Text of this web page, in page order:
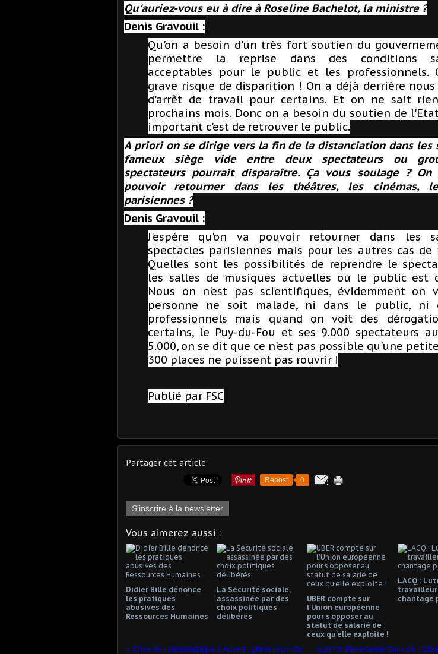
Qu'auriez-vous eu à dire à Roseline Bachelot, la ministre ?
Denis Gravouil :
Qu'on a besoin d'un très fort soutien du
permettre la reprise dans des conditions
acceptables pour le public et les professionnels.
grave risque de disparition ! On a déjà derrière
d'arrêt de travail pour certains. Et on ne sait
prochains mois. Donc on a besoin du soutien de
important c'est de retrouver le public.
A priori on se dirige vers la fin de la distanciation dans les
fameux siège vide entre deux spectateurs ou
spectateurs pourrait disparaître. Ça vous soulage ?
pouvoir retourner dans les théâtres, les cinémas,
parisiennes ?
Denis Gravouil :
J'espère qu'on va pouvoir retourner dans les
spectacles parisiennes mais pour les autres cas de
Quelles sont les possibilités de reprendre le
les salles de musiques actuelles où le public est
Nous on n'est pas scientifiques, évidemment on
personne ne soit malade, ni dans le public, ni
professionnels mais quand on voit des
certains, le Puy-du-Fou et ses 9.000 spectateurs
5.000, on se dit que ce n'est pas possible qu'une
300 places ne puissent pas rouvrir !
Publié par FSC
Partager cet article
Repost 0
S'inscrire à la newsletter
Vous aimerez aussi :
Didier Bille dénonce
les pratiques
abusives des
Ressources Humaines
La Sécurité sociale,
assassinée par des
choix politiques
délibérés
UBER compte sur
l'Union européenne
pour s'opposer au
statut de salarié de
ceux qu'elle exploite !
LACQ :
chantage
Crise de l'aéronautique à Albert : grève reconductible à la Simra